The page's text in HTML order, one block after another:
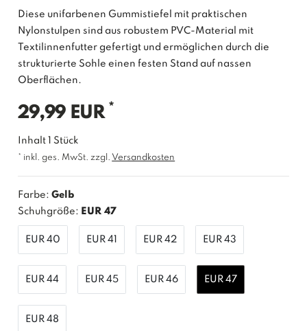
Diese unifarbenen Gummistiefel mit praktischen
Nylonstulpen sind aus robustem PVC-Material mit
Textilinnenfutter gefertigt und ermöglichen durch die
strukturierte Sohle einen festen Stand auf nassen
Oberflächen.
29,99 EUR *
Inhalt1Stück
* inkl. ges. MwSt. zzgl. Versandkosten
Farbe:Gelb
Schuhgröße: EUR 47
EUR 40 EUR 41 EUR 42 EUR 43
EUR 44 EUR 45 EUR 46 EUR 47
EUR 48